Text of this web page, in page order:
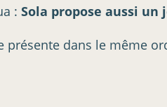
: Sola propose aussi
présente dans le même